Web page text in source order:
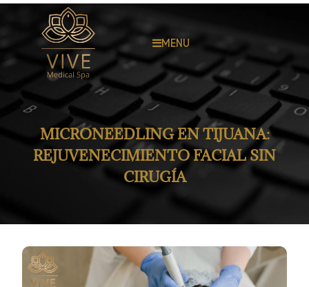
MENU
MICRONEEDLING EN TIJUANA:
REJUVENECIMIENTO FACIAL SIN
CIRUGÍA